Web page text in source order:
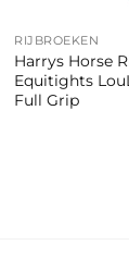
RIJBROEKEN
Harrys Horse
Equitights
Full Grip